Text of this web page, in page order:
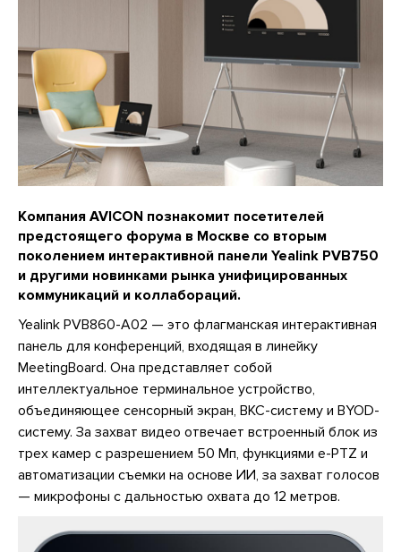
Компания AVICON познакомит посетителей
предстоящего форума в Москве со вторым
поколением интерактивной панели Yealink PVB750
и другими новинками рынка унифицированных
коммуникаций и коллабораций.
Yealink PVB860-A02 — это флагманская интерактивная
панель для конференций, входящая в линейку
MeetingBoard. Она представляет собой
интеллектуальное терминальное устройство,
объединяющее сенсорный экран, ВКС-систему и BYOD-
систему. За захват видео отвечает встроенный блок из
трех камер с разрешением 50 Мп, функциями e-PTZ и
автоматизации съемки на основе ИИ, за захват голосов
— микрофоны с дальностью охвата до 12 метров.